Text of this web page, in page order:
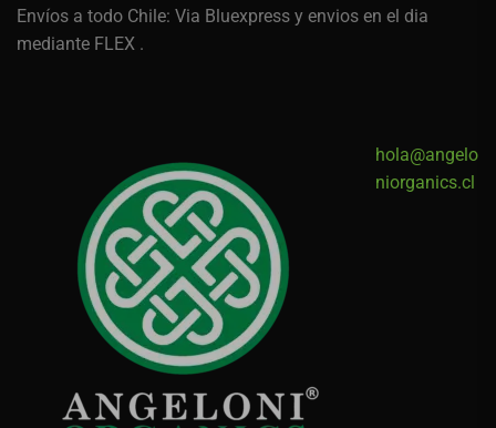
Envíos a todo Chile: Via Bluexpress y envios en el dia
mediante FLEX .
hola@angelo
niorganics.cl